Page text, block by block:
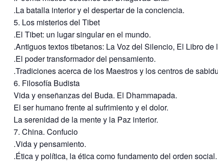
.La batalla interior y el despertar de la conciencia.
5. Los misterios del Tibet
.El Tibet: un lugar singular en el mundo.
.Antiguos textos tibetanos: La Voz del Silencio, El Libro de
.El poder transformador del pensamiento.
.Tradiciones acerca de los Maestros y los centros de
6. Filosofía Budista
Vida y enseñanzas del Buda. El Dhammapada.
El ser humano frente al sufrimiento y el dolor.
La serenidad de la mente y la Paz interior.
7. China. Confucio
.Vida y pensamiento.
.Ética y política, la ética como fundamento del orden